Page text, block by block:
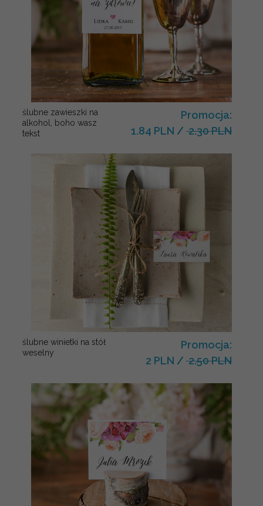
ślubne zawieszki na
alkohol, boho wasz
tekst
Promocja:
1.84 PLN / 2.30 PLN
ślubne winietki na stół
weselny
Promocja:
2 PLN / 2.50 PLN